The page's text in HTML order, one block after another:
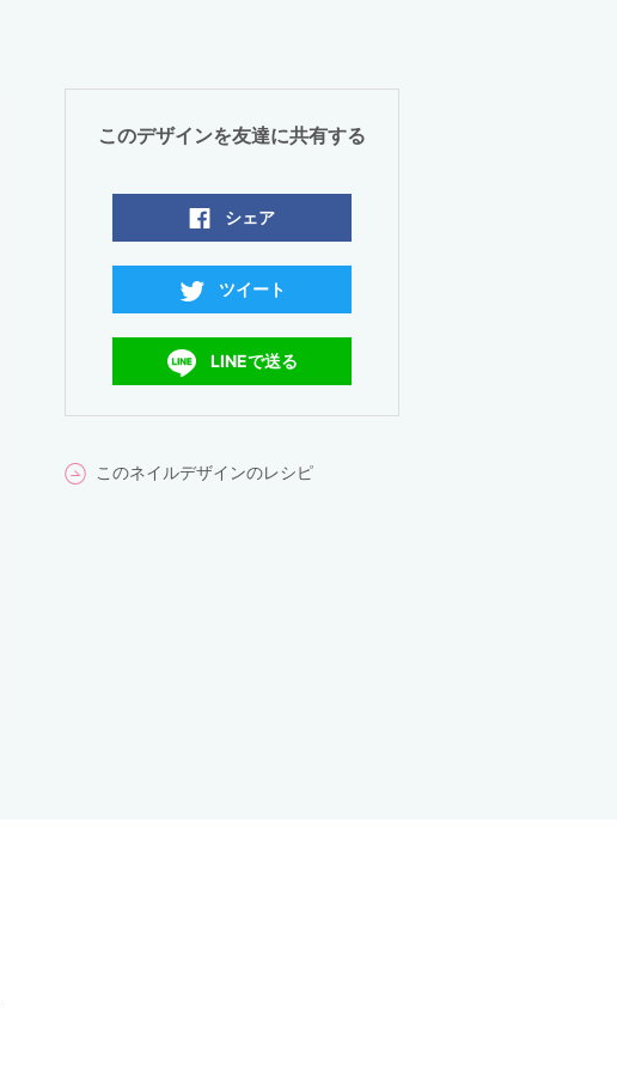
このデザインを友達に共有する
シェア
ツイート
LINEで送る
このネイルデザインのレシピ